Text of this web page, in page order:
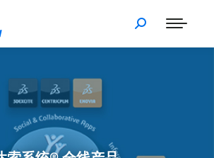
新能源行业解决方案